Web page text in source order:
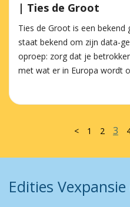
| Ties de Groot
Ties de Groot is een bekend
staat bekend om zijn data-
oproep: zorg dat je
met wat er in Europa wordt
< 1 2 3
Edities